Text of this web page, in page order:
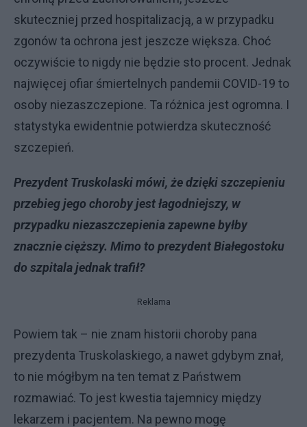
skuteczniej przed hospitalizacją, a w przypadku
zgonów ta ochrona jest jeszcze większa. Choć
oczywiście to nigdy nie będzie sto procent. Jednak
najwięcej ofiar śmiertelnych pandemii COVID-19 to
osoby niezaszczepione. Ta różnica jest ogromna. I
statystyka ewidentnie potwierdza skuteczność
szczepień.
Prezydent Truskolaski mówi, że dzięki szczepieniu
przebieg jego choroby jest łagodniejszy, w
przypadku niezaszczepienia zapewne byłby
znacznie cięższy. Mimo to prezydent Białegostoku
do szpitala jednak trafił?
Reklama
Powiem tak – nie znam historii choroby pana
prezydenta Truskolaskiego, a nawet gdybym znał,
to nie mógłbym na ten temat z Państwem
rozmawiać. To jest kwestia tajemnicy między
lekarzem i pacjentem. Na pewno mogę